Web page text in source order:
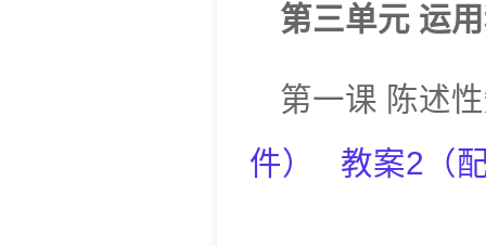
第三单元 运
第一课 陈述
件） 教案2 （